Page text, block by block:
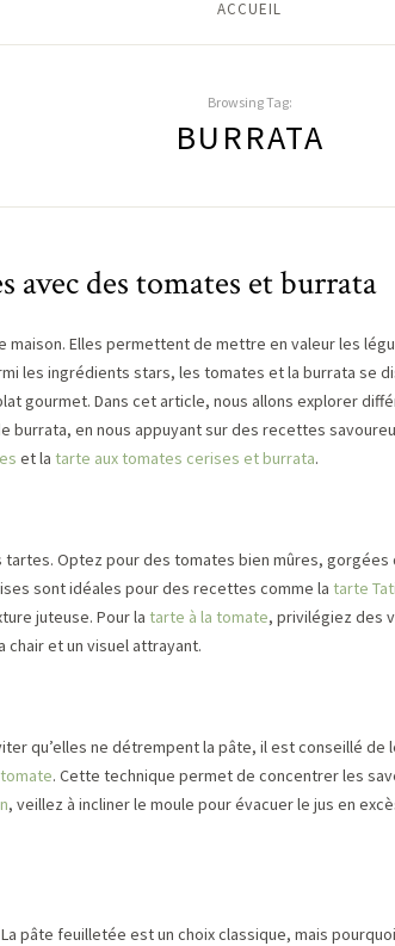
ACCUEIL
Browsing Tag:
BURRATA
avec des tomates et burrata
Elles permettent de mettre en valeur les
les ingrédients stars, les tomates et la burrata se
gourmet. Dans cet article, nous allons explorer
burrata, en nous appuyant sur des recettes
et la tarte aux tomates cerises et burrata.
Optez pour des tomates bien mûres, gorgées
sont idéales pour des recettes comme la tarte
juteuse. Pour la tarte à la tomate, privilégiez des
et un visuel attrayant.
qu’elles ne détrempent la pâte, il est conseillé de
. Cette technique permet de concentrer les
, veillez à incliner le moule pour évacuer le jus en
pâte feuilletée est un choix classique, mais